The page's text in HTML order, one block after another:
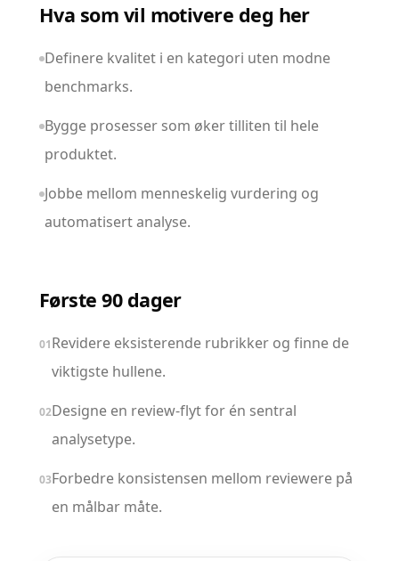
Hva som vil motivere deg her
Definere kvalitet i en kategori uten modne
benchmarks.
Bygge prosesser som øker tilliten til hele
produktet.
Jobbe mellom menneskelig vurdering og
automatisert analyse.
Første 90 dager
01Revidere eksisterende rubrikker og finne de
viktigste hullene.
02Designe en review-flyt for én sentral
analysetype.
03Forbedre konsistensen mellom reviewere på
en målbar måte.